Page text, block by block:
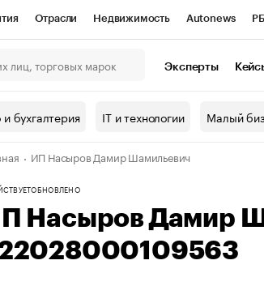
Отрасли Недвижимость Autonews
Проверка контрагентов
валюты
Эксперты
бухгалтерия IT и технологии Малый
ИП Насыров Дамир Шамильевич
ОБНОВЛЕНО
Насыров Дамир